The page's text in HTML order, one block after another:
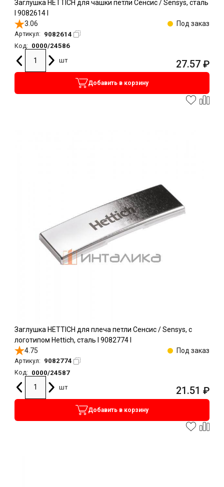
Заглушка HETTICH для чашки петли Сенсис / Sensys, сталь
l 9082614 l
3.06
Под заказ
Артикул: 9082614
Код:
0000/24586
шт
27.57 ₽
Добавить в корзину
Заглушка HETTICH для плеча петли Сенсис / Sensys, с
логотипом Hettich, сталь l 9082774 l
4.75
Под заказ
Артикул: 9082774
Код:
0000/24587
шт
21.51 ₽
Добавить в корзину